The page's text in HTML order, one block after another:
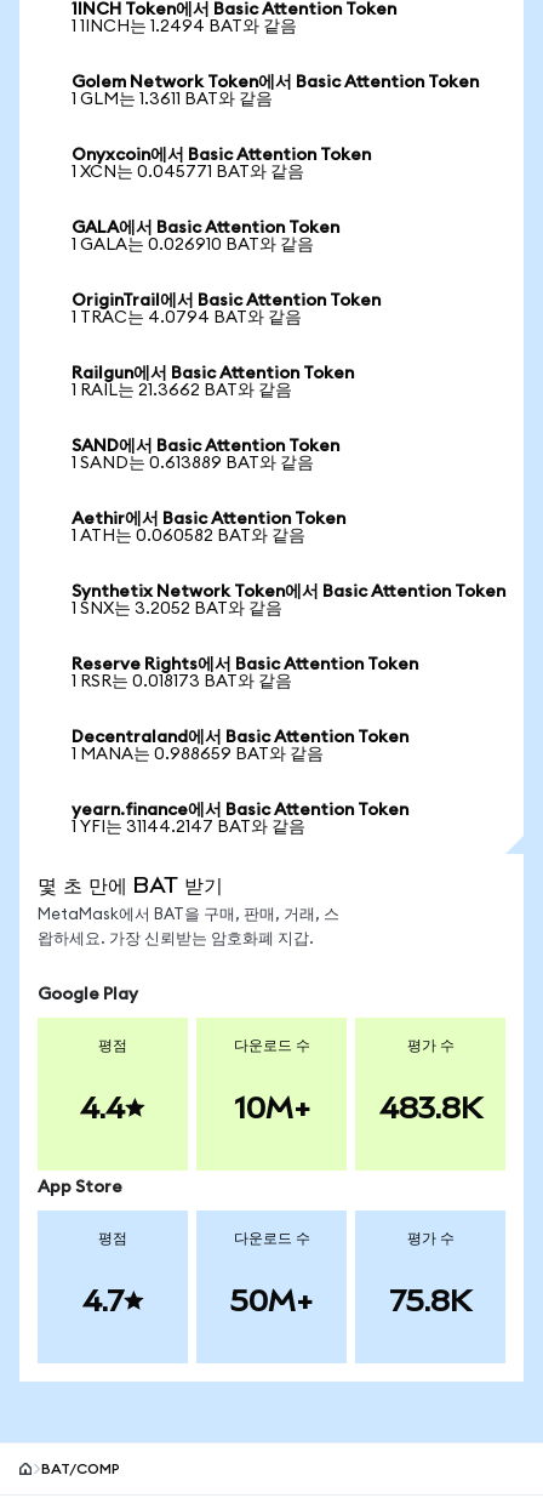
1INCH Token에서 Basic Attention Token
1 1INCH는 1.2494 BAT와 같음
Golem Network Token에서 Basic Attention Token
1 GLM는 1.3611 BAT와 같음
Onyxcoin에서 Basic Attention Token
1 XCN는 0.045771 BAT와 같음
GALA에서 Basic Attention Token
1 GALA는 0.026910 BAT와 같음
OriginTrail에서 Basic Attention Token
1 TRAC는 4.0794 BAT와 같음
Railgun에서 Basic Attention Token
1 RAIL는 21.3662 BAT와 같음
SAND에서 Basic Attention Token
1 SAND는 0.613889 BAT와 같음
Aethir에서 Basic Attention Token
1 ATH는 0.060582 BAT와 같음
Synthetix Network Token에서 Basic Attention Token
1 SNX는 3.2052 BAT와 같음
Reserve Rights에서 Basic Attention Token
1 RSR는 0.018173 BAT와 같음
Decentraland에서 Basic Attention Token
1 MANA는 0.988659 BAT와 같음
yearn.finance에서 Basic Attention Token
1 YFI는 31144.2147 BAT와 같음
몇 초 만에 BAT 받기
MetaMask에서 BAT을 구매, 판매, 거래, 스
왑하세요. 가장 신뢰받는 암호화폐 지갑.
Google Play
평점
4.4
다운로드 수
10M+
평가 수
483.8K
App Store
평점
4.7
다운로드 수
50M+
평가 수
75.8K
BAT/COMP